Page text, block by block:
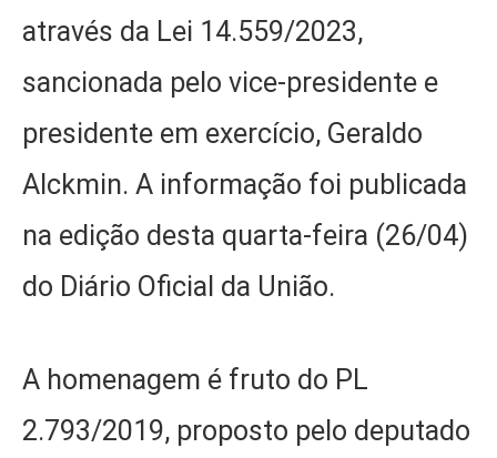
através da Lei 14.559/2023,
sancionada pelo vice-presidente e
presidente em exercício, Geraldo
Alckmin. A informação foi publicada
na edição desta quarta-feira (26/04)
do Diário Oficial da União.
A homenagem é fruto do PL
2.793/2019, proposto pelo deputado